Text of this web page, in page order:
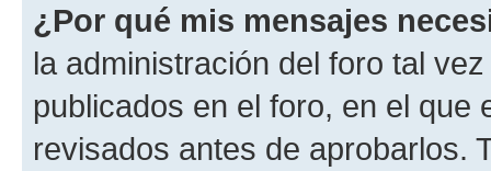
¿Por qué mis mensajes
la administración del foro tal
publicados en el foro, en el
revisados antes de aprobarlos.